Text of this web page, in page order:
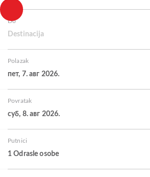
Do
Destinacija
Polazak
пет, 7. авг 2026.
Povratak
суб, 8. авг 2026.
Putnici
1 Odrasle osobe